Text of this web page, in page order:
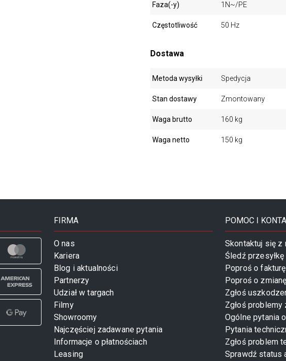
Faza(-y) 1N~/PE
Częstotliwość 50 Hz
Dostawa
Metoda wysyłki Spedycja
Stan dostawy Zmontowany
Waga brutto 160 kg
Waga netto 150 kg
FIRMA
O nas
Kariera
Blog i aktualności
Partnerzy
Udział w targach
Filmy
Showroomy
Najczęściej zadawane pytania
Informacje o płatnościach
Leasing
POMOC I
Skontaktuj się z
Śledź przesyłkę
Poproś o fakturę
Poproś o
Zgłoś
Zgłoś
Ogólne pytania
Pytania
Zgłoś problem
Sprawdź status